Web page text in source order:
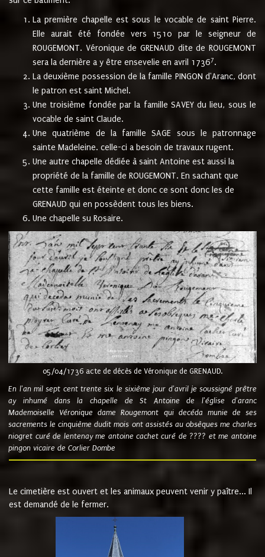
La première chapelle est sous le vocable de saint Pierre.
Elle aurait été fondée vers 1510 par le seigneur de
ROUGEMONT. Véronique de GRENAUD dite de ROUGEMONT
sera la dernière a y être ensevelie en avril 17367.
La deuxième possession de la famille PINGON d'Aranc, dont
le patron est saint Michel.
Une troisième fondée par la famille SAVEY du lieu, sous le
vocable de saint Claude.
Une quatrième de la famille SAGE sous le patronnage
sainte Madeleine. celle-ci a besoin de travaux rugent.
Une autre chapelle dédiée à saint Antoine est aussi la
propriété de la famille de ROUGEMONT. En sachant que
cette famille est éteinte et donc ce sont donc les de
GRENAUD qui en possèdent tous les biens.
Une chapelle su Rosaire.
05/04/1736 acte de décès de Véronique de GRENAUD.
En l'an mil sept cent trente six le sixième jour d'avril je soussigné prêtre
ay inhumé dans la chapelle de St Antoine de l'église d'aranc
Mademoiselle Véronique dame Rougemont qui decéda munie de ses
sacrements le cinquième dudit mois ont assistés au obsèques me charles
niogret curé de lentenay me antoine cachet curé de ???? et me antoine
pingon vicaire de Corlier Dombe
Le cimetière est ouvert et les animaux peuvent venir y paître... Il
est demandé de le fermer.